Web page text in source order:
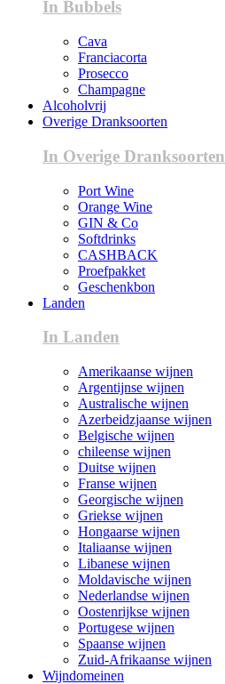
In Bubbels
Cava
Franciacorta
Prosecco
Champagne
Alcoholvrij
Overige Dranksoorten
In Overige Dranksoorten
Port Wine
Orange Wine
GIN & Co
Softdrinks
CASHBACK
Proefpakket
Geschenkbon
Landen
In Landen
Amerikaanse wijnen
Argentijnse wijnen
Australische wijnen
Azerbeidzjaanse wijnen
Belgische wijnen
chileense wijnen
Duitse wijnen
Franse wijnen
Georgische wijnen
Griekse wijnen
Hongaarse wijnen
Italiaanse wijnen
Libanese wijnen
Moldavische wijnen
Nederlandse wijnen
Oostenrijkse wijnen
Portugese wijnen
Spaanse wijnen
Zuid-Afrikaanse wijnen
Wijndomeinen